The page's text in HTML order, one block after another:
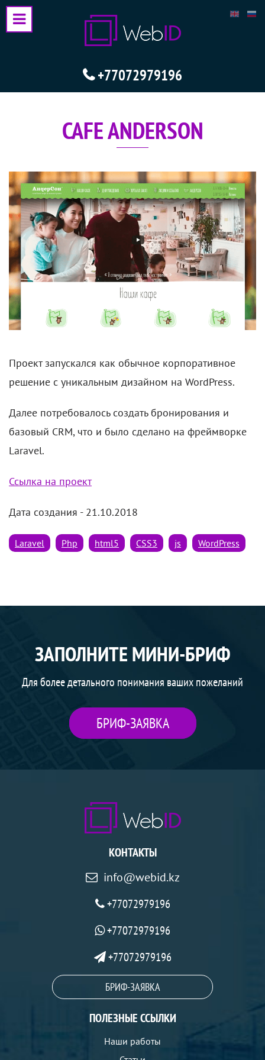
+77072979196
CAFE ANDERSON
Проект запускался как обычное корпоративное
решение с уникальным дизайном на WordPress.
Далее потребовалось создать бронирования и
базовый CRM, что и было сделано на фреймворке
Laravel.
Ссылка на проект
Дата создания - 21.10.2018
Laravel Php html5 CSS3 js WordPress
ЗАПОЛНИТЕ МИНИ-БРИФ
Для более детального понимания ваших пожеланий
БРИФ-ЗАЯВКА
КОНТАКТЫ
info@webid.kz
+77072979196
+77072979196
+77072979196
БРИФ-ЗАЯВКА
ПОЛЕЗНЫЕ ССЫЛКИ
Наши работы